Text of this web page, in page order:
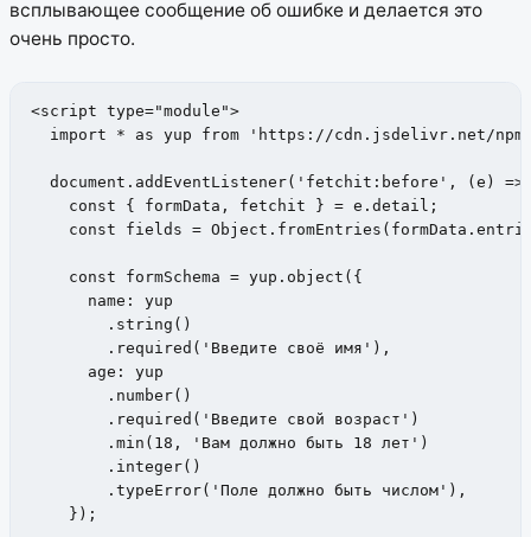
всплывающее сообщение об ошибке и делается это
очень просто.
<script type="module">
import * as yup from 'https://cdn.jsdelivr.net/
document.addEventListener('fetchit:before', (e) =>
    const { formData, fetchit } = e.detail;
const fields =
    const formSchema = yup.object({
      name: yup
        .string()
        .required('Введите своё имя'),
      age: yup
        .number()
        .required('Введите свой возраст')
        .min(18, 'Вам должно быть 18 лет')
        .integer()
        .typeError('Поле должно быть числом'),
    });